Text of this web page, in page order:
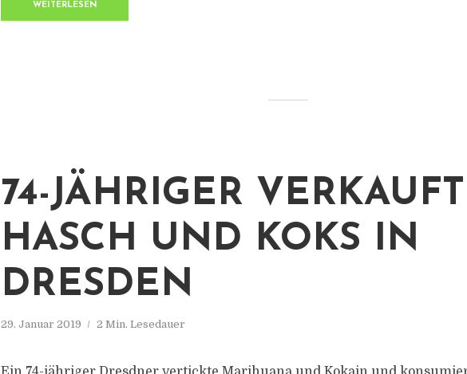
WEITERLESEN
74-JÄHRIGER
HASCH UND KOKS IN
DRESDEN
29. Januar 2019 2 Min. Lesedauer